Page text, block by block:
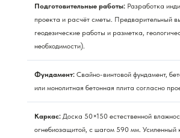
Подготовительные работы: Разработка
проекта и расчёт сметы. Предварительный
геодезические работы и разметка,
необходимости).
Фундамент: Свайно-винтовой фундамент,
или монолитная бетонная плита согласно
Каркас: Доска 50×150 естественной
огнебиозащитой, с шагом 590 мм. Усиленный